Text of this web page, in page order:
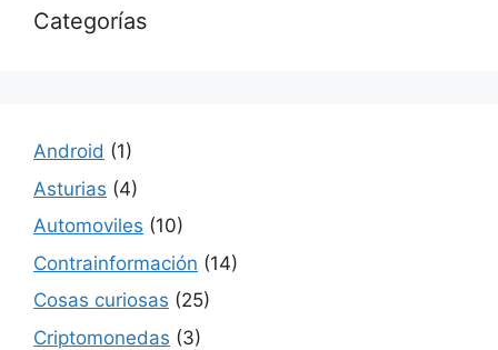
Categorías
Android (1)
Asturias (4)
Automoviles (10)
Contrainformación (14)
Cosas curiosas (25)
Criptomonedas (3)